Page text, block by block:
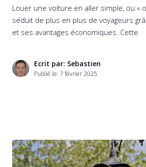
Louer une voiture en aller simple, ou «
séduit de plus en plus de voyageurs
et ses avantages économiques. Cette
Ecrit par: Sebastien
Publié le: 7 février 2025